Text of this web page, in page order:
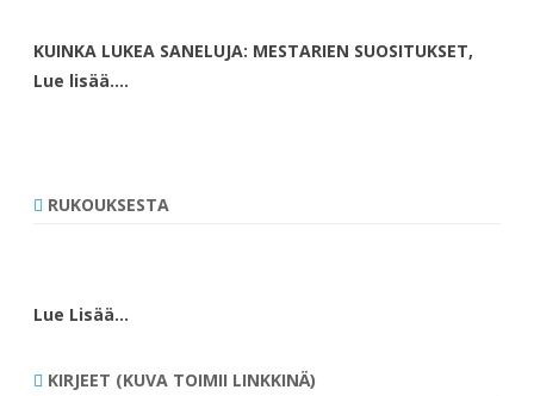
KUINKA LUKEA SANELUJA: MESTARIEN SUOSITUKSET,
Lue lisää….
RUKOUKSESTA
Lue Lisää…
KIRJEET (KUVA TOIMII LINKKINÄ)